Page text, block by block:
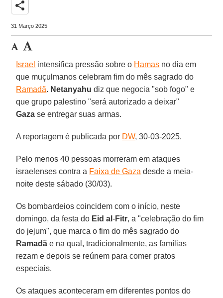
share
31 Março 2025
Israel intensifica pressão sobre o Hamas no dia em
que muçulmanos celebram fim do mês sagrado do
Ramadã. Netanyahu diz que negocia "sob fogo" e
que grupo palestino "será autorizado a deixar"
Gaza se entregar suas armas.
A reportagem é publicada por DW, 30-03-2025.
Pelo menos 40 pessoas morreram em ataques
israelenses contra a Faixa de Gaza desde a meia-
noite deste sábado (30/03).
Os bombardeios coincidem com o início, neste
domingo, da festa do Eid al-Fitr, a "celebração do fim
do jejum", que marca o fim do mês sagrado do
Ramadã e na qual, tradicionalmente, as famílias
rezam e depois se reúnem para comer pratos
especiais.
Os ataques aconteceram em diferentes pontos do